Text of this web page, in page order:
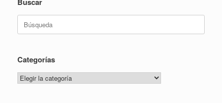
Buscar:
Categorías
Categorías